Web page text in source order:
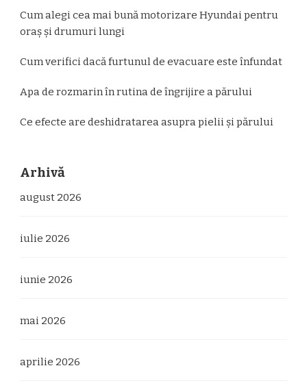
Cum alegi cea mai bună motorizare Hyundai pentru
oraș și drumuri lungi
Cum verifici dacă furtunul de evacuare este înfundat
Apa de rozmarin în rutina de îngrijire a părului
Ce efecte are deshidratarea asupra pielii și părului
Arhivă
august 2026
iulie 2026
iunie 2026
mai 2026
aprilie 2026